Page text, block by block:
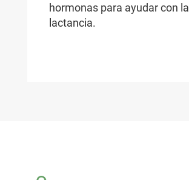
hormonas para ayudar con la
lactancia.